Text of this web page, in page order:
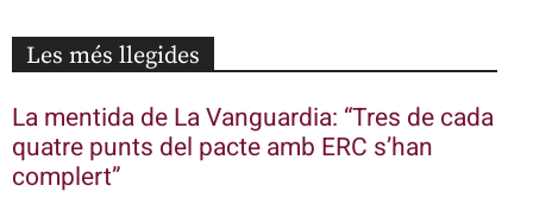
Les més llegides
La mentida de La Vanguardia: “Tres de cada
quatre punts del pacte amb ERC s’han
complert”